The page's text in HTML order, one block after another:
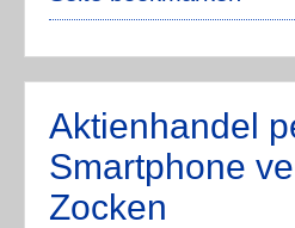
Aktienhandel
Smartphone
Zocken